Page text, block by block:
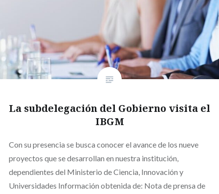
La subdelegación del Gobierno visita el
IBGM
Con su presencia se busca conocer el avance de los nueve
proyectos que se desarrollan en nuestra institución,
dependientes del Ministerio de Ciencia, Innovación y
Universidades Información obtenida de: Nota de prensa de